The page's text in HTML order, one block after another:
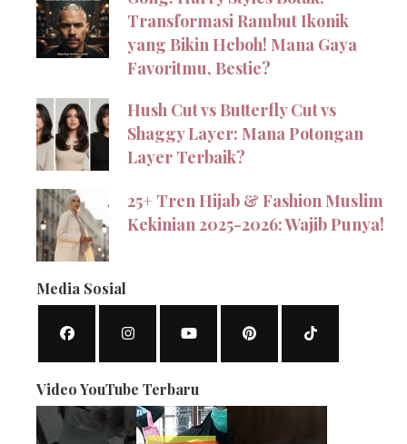
Transformasi Rambut Ikonik
yang Bikin Heboh! Mana Gaya
Favoritmu, Bestie?
Hush Cut vs Butterfly Cut vs
Shaggy Layer: Mana Potongan
Layer Terbaik?
25+ Tren Hijab & Fashion Muslim
Kekinian 2025-2026: Wajib Punya!
Media Sosial
Video YouTube Terbaru